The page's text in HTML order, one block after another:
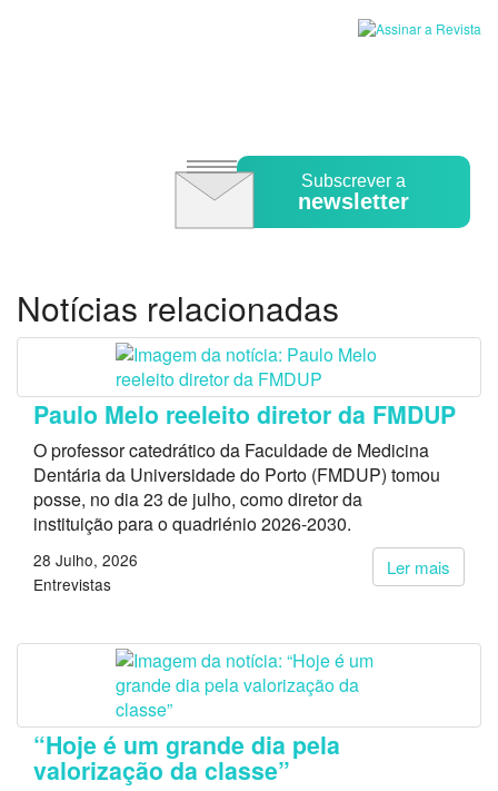
Subscrever a
newsletter
Notícias relacionadas
Paulo Melo reeleito diretor da FMDUP
O professor catedrático da Faculdade de Medicina
Dentária da Universidade do Porto (FMDUP) tomou
posse, no dia 23 de julho, como diretor da
instituição para o quadriénio 2026-2030.
Ler mais
28 Julho, 2026
Entrevistas
“Hoje é um grande dia pela
valorização da classe”